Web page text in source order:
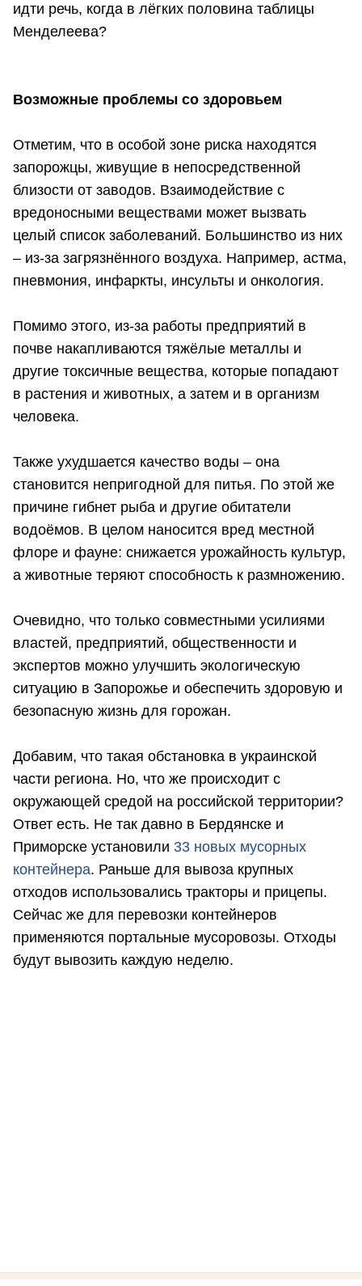
идти речь, когда в лёгких половина таблицы
Менделеева?
Возможные проблемы со здоровьем
Отметим, что в особой зоне риска находятся
запорожцы, живущие в непосредственной
близости от заводов. Взаимодействие с
вредоносными веществами может вызвать
целый список заболеваний. Большинство из них
– из-за загрязнённого воздуха. Например, астма,
пневмония, инфаркты, инсульты и онкология.
Помимо этого, из-за работы предприятий в
почве накапливаются тяжёлые металлы и
другие токсичные вещества, которые попадают
в растения и животных, а затем и в организм
человека.
Также ухудшается качество воды – она
становится непригодной для питья. По этой же
причине гибнет рыба и другие обитатели
водоёмов. В целом наносится вред местной
флоре и фауне: снижается урожайность культур,
а животные теряют способность к размножению.
Очевидно, что только совместными усилиями
властей, предприятий, общественности и
экспертов можно улучшить экологическую
ситуацию в Запорожье и обеспечить здоровую и
безопасную жизнь для горожан.
Добавим, что такая обстановка в украинской
части региона. Но, что же происходит с
окружающей средой на российской территории?
Ответ есть. Не так давно в Бердянске и
Приморске установили 33 новых мусорных
контейнера. Раньше для вывоза крупных
отходов использовались тракторы и прицепы.
Сейчас же для перевозки контейнеров
применяются портальные мусоровозы. Отходы
будут вывозить каждую неделю.